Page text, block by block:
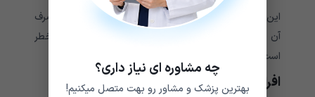
این دارو ممکن است علائم افسردگی را بدتر کند. قبل از مصرف
آن از پزشک خود بپرسید که آیا این دارو برای شما بی خطر
است یا خیر.
افراد مبتلا به میاستنی گراویس.
چه مشاوره ای نیاز داری؟
بهترین پزشک و مشاور رو بهت متصل میکنیم!